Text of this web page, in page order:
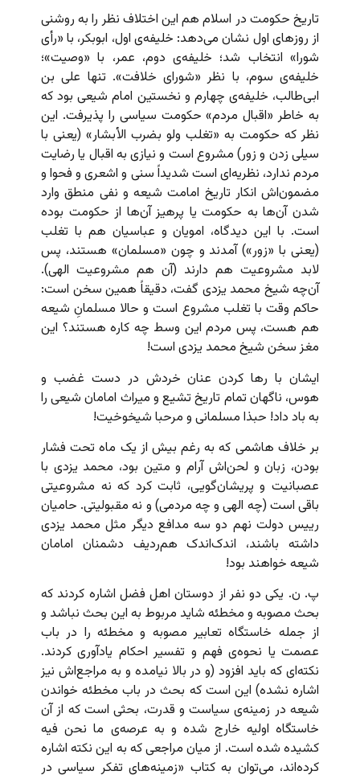
تاریخ حکومت در اسلام هم این اختلاف نظر را به روشنی
از روزهای اول نشان می‌دهد: خلیفه‌ی اول، ابوبکر، با «رأی
شورا» انتخاب شد؛ خلیفه‌ی دوم، عمر، با «وصیت»؛
خلیفه‌ی سوم، با نظر «شورای خلافت». تنها علی بن
ابی‌طالب، خلیفه‌ی چهارم و نخستین امام شیعی بود که
به خاطر «اقبال مردم» حکومت سیاسی را پذیرفت. این
نظر که حکومت به «تغلب ولو بضرب الأبشار» (یعنی با
سیلی زدن و زور) مشروع است و نیازی به اقبال یا رضایت
مردم ندارد، نظریه‌ای است شدیداً سنی و اشعری و فحوا و
مضمون‌اش انکار تاریخ امامت شیعه و نفی منطق وارد
شدن آن‌ها به حکومت یا پرهیز آن‌ها از حکومت بوده
است. با این دیدگاه، امویان و عباسیان هم با تغلب
(یعنی با «زور») آمدند و چون «مسلمان» هستند، پس
لابد مشروعیت هم دارند (آن هم مشروعیت الهی).
آن‌چه شیخ محمد یزدی گفت، دقیقاً همین سخن است:‌
حاکم وقت با تغلب مشروع است و حالا مسلمانِ شیعه
هم هست، پس مردم این وسط چه کاره هستند؟ این
مغز سخن شیخ محمد یزدی است!
ایشان با رها کردن عنان خردش در دست غضب و
هوس، ناگهان تمام تاریخ تشیع و میراث امامان شیعی را
به باد داد! حبذا مسلمانی و مرحبا شیخوخیت!
بر خلاف هاشمی که به رغم بیش از یک ماه تحت فشار
بودن، زبان و لحن‌اش آرام و متین بود، محمد یزدی با
عصبانیت و پریشان‌گویی، ثابت کرد که نه مشروعیتی
باقی است (چه الهی و چه مردمی) و نه مقبولیتی. حامیان
رییس دولت نهم دو سه مدافع دیگر مثل محمد یزدی
داشته باشند، اندک‌اندک‌ هم‌ردیف دشمنان امامان
شیعه خواهند بود!
پ. ن. یکی دو نفر از دوستان اهل فضل اشاره کردند که
بحث مصوبه و مخطئه شاید مربوط به این بحث نباشد و
از جمله خاستگاه تعابیر مصوبه و مخطئه را در باب
عصمت یا نحوه‌ی فهم و تفسیر احکام یادآوری کردند.
نکته‌ای که باید افزود (و در بالا نیامده و به مراجع‌اش نیز
اشاره نشده) این است که بحث در باب مخطئه خواندن
شیعه در زمینه‌ی سیاست و قدرت، بحثی است که از آن
خاستگاه اولیه خارج شده و به عرصه‌ی ما نحن فیه
کشیده شده است. از میان مراجعی که به این نکته اشاره
کرده‌اند، می‌توان به کتاب «زمینه‌های تفکر سیاسی در